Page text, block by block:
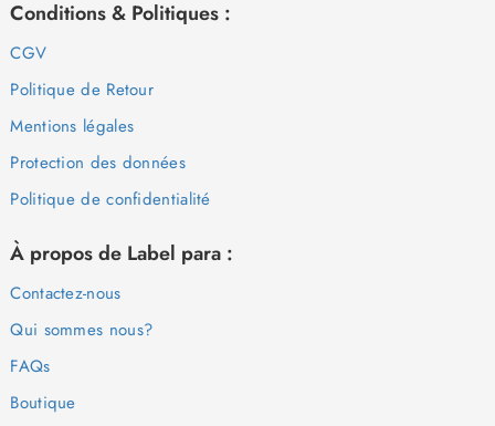
Conditions & Politiques :
CGV
Politique de Retour
Mentions légales
Protection des données
Politique de confidentialité
À propos de Label para :
Contactez-nous
Qui sommes nous?
FAQs
Boutique